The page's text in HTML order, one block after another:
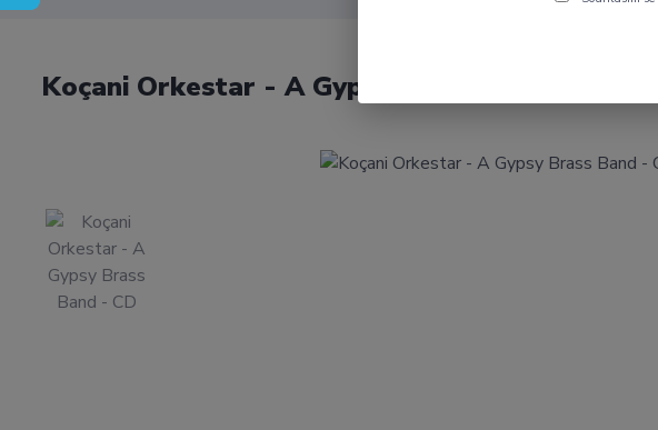
Koçani Orkestar - A Gypsy Brass Band - CD